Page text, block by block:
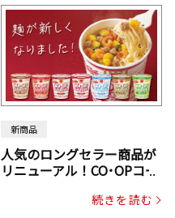
新商品
人気のロングセラー商品が
リニューアル！CO･OPコー
続きを読む